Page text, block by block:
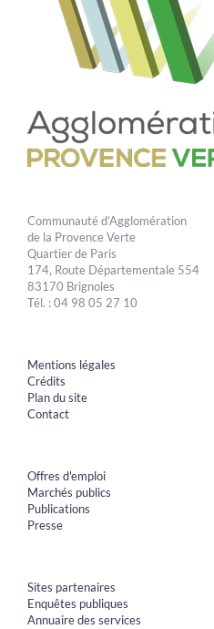
Communauté d’Agglomération
de la Provence Verte
Quartier de Paris
174, Route Départementale 554
83170 Brignoles
Tél. : 04 98 05 27 10
Mentions légales
Crédits
Plan du site
Contact
Offres d'emploi
Marchés publics
Publications
Presse
Sites partenaires
Enquêtes publiques
Annuaire des services